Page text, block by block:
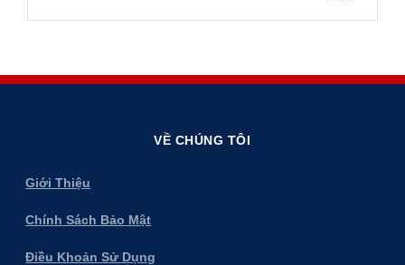
VỀ CHÚNG TÔI
Giới Thiệu
Chính Sách Bảo Mật
Điều Khoản Sử Dụng